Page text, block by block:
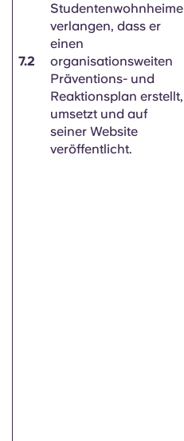
7.2
Studentenwohnheime
verlangen, dass er
einen
organisationsweiten
Präventions- und
Reaktionsplan erstellt,
umsetzt und auf
seiner Website
veröffentlicht.